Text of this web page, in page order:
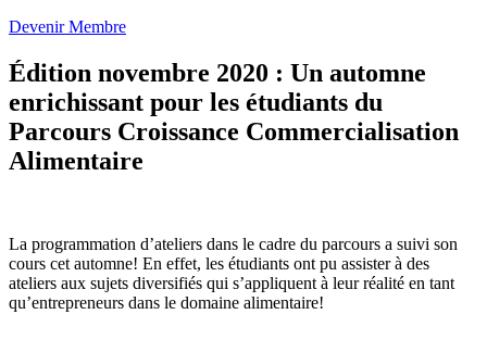
Devenir Membre
Édition novembre 2020 : Un automne
enrichissant pour les étudiants du
Parcours Croissance Commercialisation
Alimentaire
La programmation d’ateliers dans le cadre du parcours a suivi son
cours cet automne! En effet, les étudiants ont pu assister à des
ateliers aux sujets diversifiés qui s’appliquent à leur réalité en tant
qu’entrepreneurs dans le domaine alimentaire!